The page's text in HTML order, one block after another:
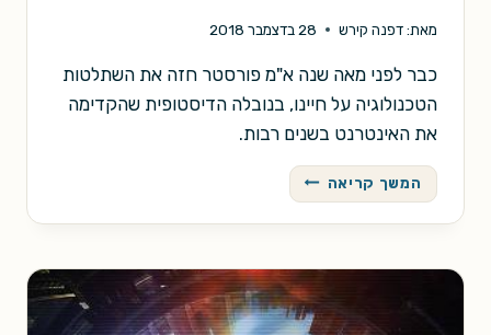
מאת:דפנה קירש 28 בדצמבר 2018
כבר לפני מאה שנה א"מ פורסטר חזה את השתלטות
הטכנולוגיה על חיינו, בנובלה הדיסטופית שהקדימה
את האינטרנט בשנים רבות.
המשך קריאה המכונה
נעצרת
/
פורסטר